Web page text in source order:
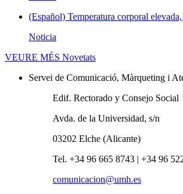
(Español) Temperatura corporal
Noticia
VEURE MÉS Novetats
Servei de Comunicació, Màrqueting i
Edif. Rectorado y Consejo Social
Avda. de la Universidad, s/n
03202 Elche (Alicante)
Tel. +34 96 665 8743 | +34 96
comunicacion@umh.es